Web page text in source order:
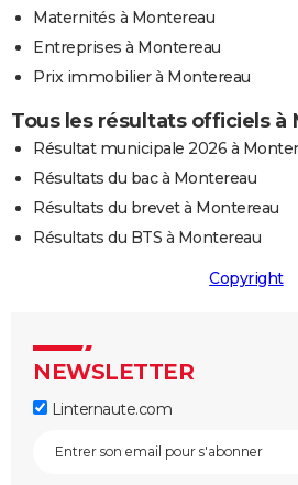
Maternités à Montereau
Entreprises à Montereau
Prix immobilier à Montereau
Tous les résultats officiels à
Résultat municipale 2026 à
Résultats du bac à Montereau
Résultats du brevet à Montereau
Résultats du BTS à Montereau
Copyright
NEWSLETTER
Linternaute.com